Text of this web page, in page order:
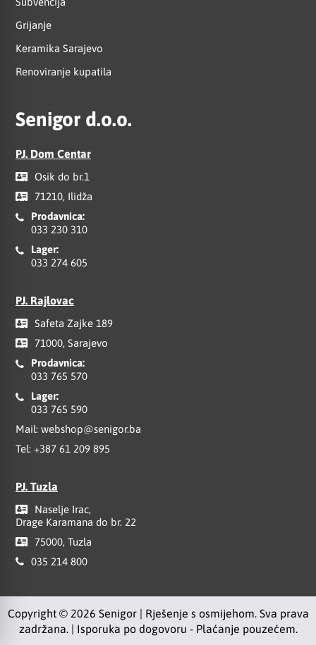
Grijanje
Keramika Sarajevo
Renoviranje kupatila
Senigor d.o.o.
PJ. Dom Centar
Osik do br.1
71210, Ilidža
Prodavnica:
033 230 310
Lager:
033 274 605
PJ. Rajlovac
Safeta Zajke 189
71000, Sarajevo
Prodavnica:
033 765 570
Lager:
033 765 590
Mail: webshop@senigor.ba
Tel: +387 61 209 895
PJ. Tuzla
Naselje Irac,
Drage Karamana do br. 22
75000, Tuzla
035 214 800
Copyright © 2026 Senigor | Rješenje s osmijehom. Sva prava
zadržana. | Isporuka po dogovoru - Plaćanje pouzećem.